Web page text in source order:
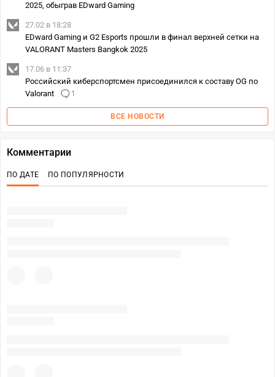
2025, обыграв EDward Gaming
27.02 в 18:28
EDward Gaming и G2 Esports прошли в финал верхней сетки на
VALORANT Masters Bangkok 2025
17.06 в 11:37
Российский киберспортсмен присоединился к составу OG по
Valorant
1
ВСЕ НОВОСТИ
Комментарии
ПО ДАТЕ ПО ПОПУЛЯРНОСТИ